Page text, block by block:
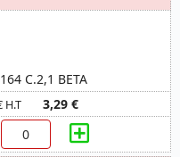
C.2,1 BETA
H.T 3,29 €